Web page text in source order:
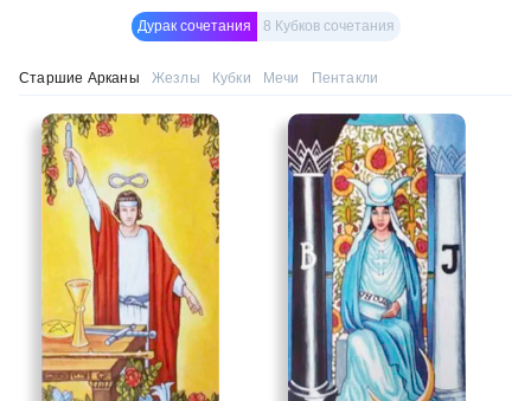
Дурак сочетания 8 Кубков сочетания
Старшие Арканы Жезлы Кубки Мечи Пентакли